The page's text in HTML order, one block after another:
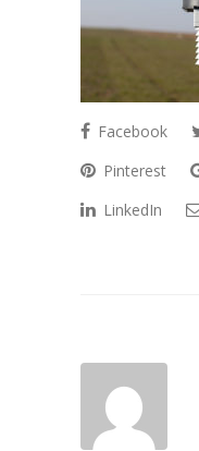
Facebook
Pinterest
LinkedIn